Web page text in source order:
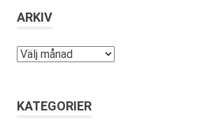
ARKIV
Arkiv
KATEGORIER